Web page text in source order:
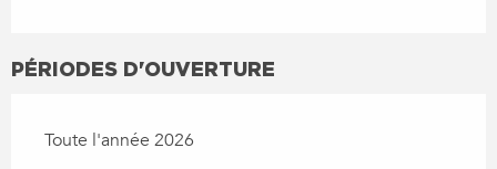
PÉRIODES D'OUVERTURE
Toute l'année 2026